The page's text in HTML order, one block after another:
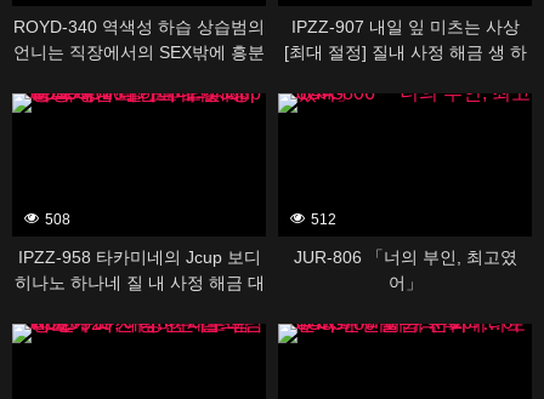
ROYD-340 역색성 하습 상습범의
언니는 직장에서의 SEX밖에 흥분
미유
IPZZ-907 내일 잎 미츠는 사상
[최대 절정] 질내 사정 해금 생 하
388509
508
IPZZ-958 타카미네의 Jcup 보디
히나노 하나네 질 내 사정 해금 대
의 대정액 축제! ! !
388445
512
JUR-806 「너의 부인, 최고였
어」
388395 388433